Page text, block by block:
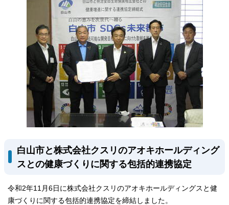
白山市と株式会社クスリのアオキホールディング
スとの健康づくりに関する包括的連携協定
令和2年11月6日に株式会社クスリのアオキホールディングスと健
康づくりに関する包括的連携協定を締結しました。